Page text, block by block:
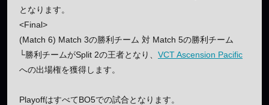
となります。
<Final>
(Match 6) Match 3の勝利チーム 対 Match 5の勝利チーム
└勝利チームがSplit 2の王者となり、 VCT Ascension Pacific
への出場権を獲得します。
PlayoffはすべてBO5での試合となります。